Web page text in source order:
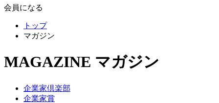
会員になる
トップ
マガジン
MAGAZINE マガジン
企業家倶楽部
企業家賞